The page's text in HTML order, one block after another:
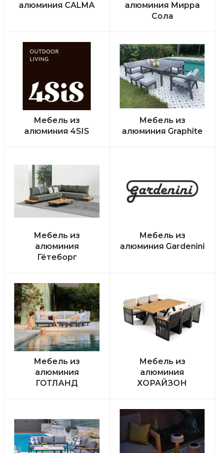
алюминия CALMA
алюминия Мирра
Сола
Мебель из
алюминия 4SIS
Мебель из
алюминия Graphite
Мебель из
алюминия
Гётеборг
Мебель из
алюминия Gardenini
Мебель из
алюминия
ГОТЛАНД
Мебель из
алюминия
ХОРАЙЗОН